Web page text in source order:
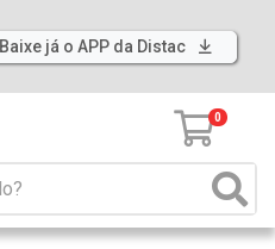
Baixe já o APP da Distac
0